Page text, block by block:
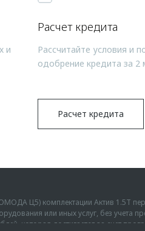
и
Расчет кредита
Рассчитайте условия и
одобрение кредита за 2
Расчет кредита
Ц5) комплектации Актив 1.5Т
или иных услуг, без
которая достигается за счет